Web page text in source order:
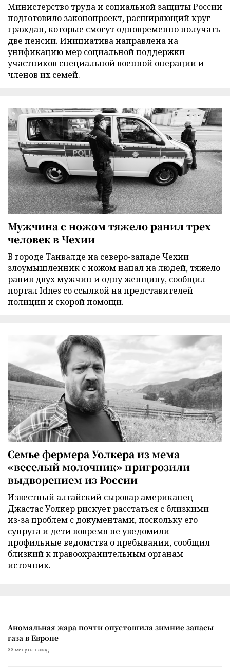
Министерство труда и социальной защиты России
подготовило законопроект, расширяющий круг
граждан, которые смогут одновременно получать
две пенсии. Инициатива направлена на
унификацию мер социальной поддержки
участников специальной военной операции и
членов их семей.
Мужчина с ножом тяжело ранил трех
человек в Чехии
В городе Танвалде на северо-западе Чехии
злоумышленник с ножом напал на людей, тяжело
ранив двух мужчин и одну женщину, сообщил
портал Idnes со ссылкой на представителей
полиции и скорой помощи.
Семье фермера Уолкера из мема
«веселый молочник» пригрозили
выдворением из России
Известный алтайский сыровар американец
Джастас Уолкер рискует расстаться с близкими
из-за проблем с документами, поскольку его
супруга и дети вовремя не уведомили
профильные ведомства о пребывании, сообщил
близкий к правоохранительным органам
источник.
Аномальная жара почти опустошила зимние запасы
газа в Европе
33 минуты назад